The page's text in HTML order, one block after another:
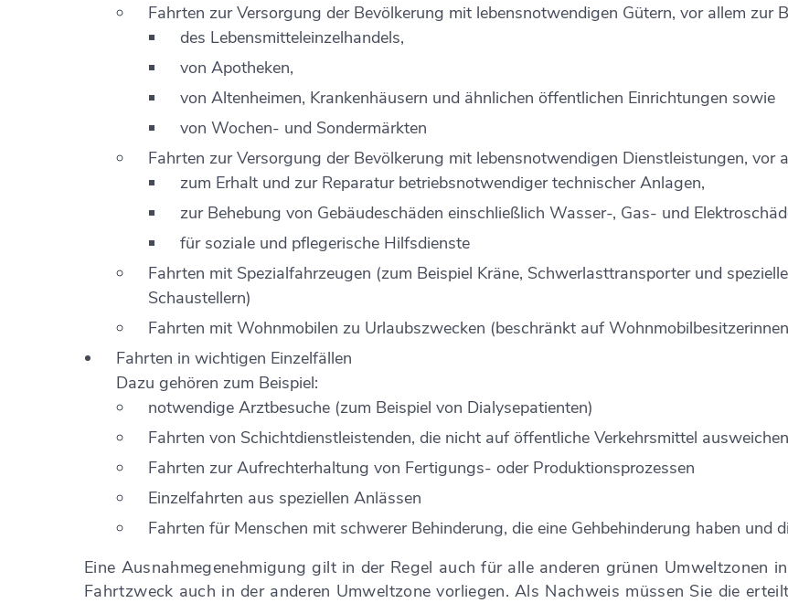
Fahrten zur Versorgung der Bevölkerung mit lebensnotwendigen Gütern, vor allem zur
des Lebensmitteleinzelhandels,
von Apotheken,
von Altenheimen, Krankenhäusern und ähnlichen öffentlichen Einrichtungen sowie
von Wochen- und Sondermärkten
Fahrten zur Versorgung der Bevölkerung mit lebensnotwendigen Dienstleistungen, vor
zum Erhalt und zur Reparatur betriebsnotwendiger technischer Anlagen,
zur Behebung von Gebäudeschäden einschließlich Wasser-, Gas- und
für soziale und pflegerische Hilfsdienste
Fahrten mit Spezialfahrzeugen (zum Beispiel Kräne, Schwerlasttransporter und
Schaustellern)
Fahrten mit Wohnmobilen zu Urlaubszwecken (beschränkt auf
Fahrten in wichtigen Einzelfällen
Dazu gehören zum Beispiel:
notwendige Arztbesuche (zum Beispiel von Dialysepatienten)
Fahrten von Schichtdienstleistenden, die nicht auf öffentliche Verkehrsmittel
Fahrten zur Aufrechterhaltung von Fertigungs- oder Produktionsprozessen
Einzelfahrten aus speziellen Anlässen
Fahrten für Menschen mit schwerer Behinderung, die eine Gehbehinderung haben und
Eine Ausnahmegenehmigung gilt in der Regel auch für alle anderen grünen Umweltzonen
Fahrtzweck auch in der anderen Umweltzone vorliegen. Als Nachweis müssen Sie die